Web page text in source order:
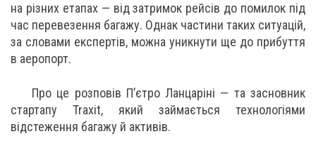
на різних етапах — від затримок рейсів до помилок під
час перевезення багажу. Однак частини таких ситуацій,
за словами експертів, можна уникнути ще до прибуття
в аеропорт.
Про це розповів П’єтро Ланцаріні — та засновник
стартапу Traxit, який займається технологіями
відстеження багажу й активів.